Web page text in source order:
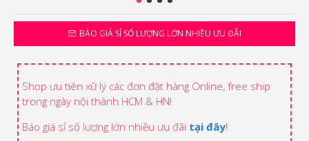
BÁO GIÁ SỈ SỐ LƯỢNG LỚN NHIỀU ƯU ĐÃI
Shop ưu tiên xữ lý các đơn đặt hàng Online, free ship
trong ngày nội thành HCM & HN!
Báo giá sỉ số lượng lớn nhiều ưu đãi tại đây!